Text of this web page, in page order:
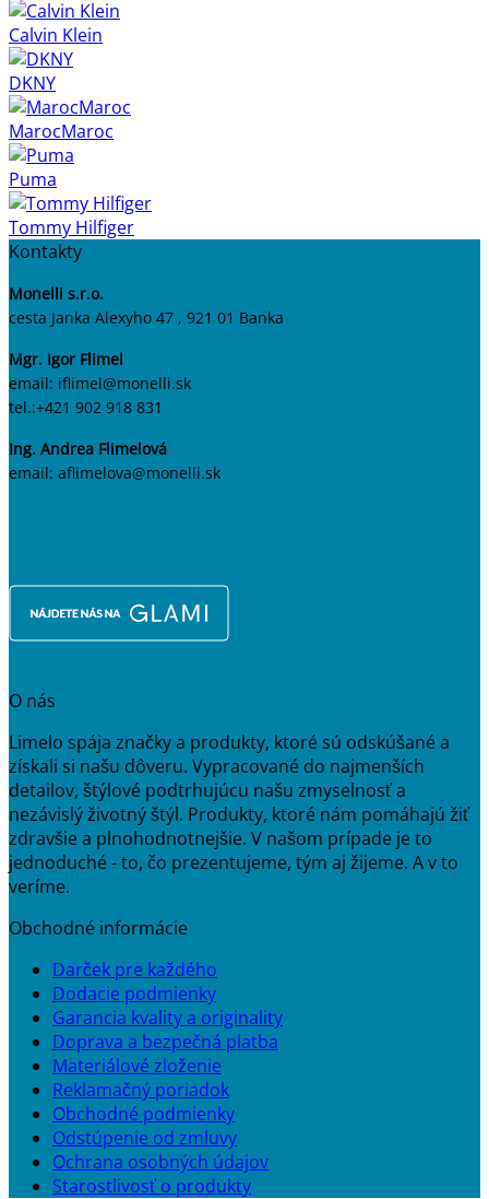
Calvin Klein
DKNY
MarocMaroc
Puma
Tommy Hilfiger
Kontakty
Monelli s.r.o.
cesta Janka Alexyho 47 , 921 01 Banka
Mgr. Igor Flimel
email: iflimel@monelli.sk
tel.:+421 902 918 831
Ing. Andrea Flimelová
email: aflimelova@monelli.sk
O nás
Limelo spája značky a produkty, ktoré sú odskúšané a
získali si našu dôveru. Vypracované do najmenších
detailov, štýlové podtrhujúcu našu zmyselnosť a
nezávislý životný štýl. Produkty, ktoré nám pomáhajú žiť
zdravšie a plnohodnotnejšie. V našom prípade je to
jednoduché - to, čo prezentujeme, tým aj žijeme. A v to
veríme.
Obchodné informácie
Darček pre každého
Dodacie podmienky
Garancia kvality a originality
Doprava a bezpečná platba
Materiálové zloženie
Reklamačný poriadok
Obchodné podmienky
Odstúpenie od zmluvy
Ochrana osobných údajov
Starostlivosť o produkty